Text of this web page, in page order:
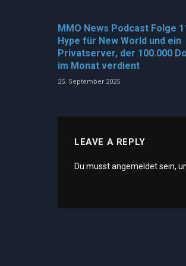
MMO News Podcast Folge
Hype für New World und ein
Privatserver, der 100.000
im Monat verdient
25. September 2025
LEAVE A REPLY
Du musstangemeldetsein,